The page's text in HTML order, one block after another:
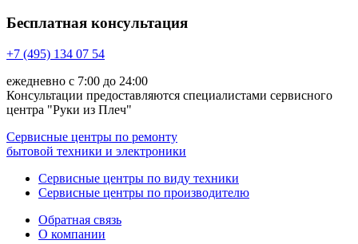
Бесплатная консультация
+7 (495) 134 07 54
ежедневно с 7:00 до 24:00
Консультации предоставляются специалистами сервисного
центра "Руки из Плеч"
Сервисные центры по ремонту
бытовой техники и электроники
Сервисные центры по виду техники
Сервисные центры по производителю
Обратная связь
О компании